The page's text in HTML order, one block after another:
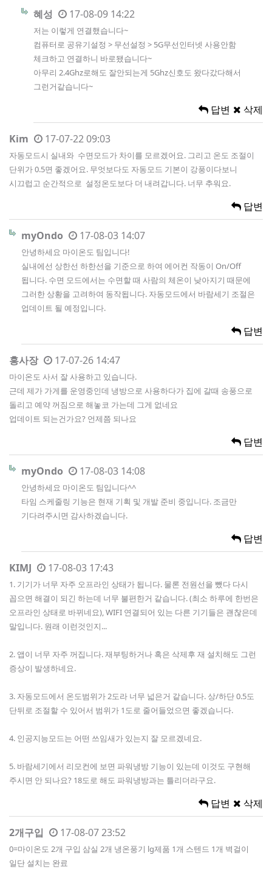
혜성 17-08-09 14:22
저는 이렇게 연결했습니다~
컴퓨터로 공유기설정 > 무선설정 > 5G무선인터넷 사용안함
체크하고 연결하니 바로됐습니다~
아무리 2.4Ghz로해도 잘안되는게 5Ghz신호도 왔다갔다해서
그런거같습니다~
답변 삭제
Kim 17-07-22 09:03
자동모드시 실내와 수면모드가 차이를 모르겠어요. 그리고 온도 조절이
단위가 0.5면 좋겠어요. 무엇보다도 자동모드 기본이 강풍이다보니
시끄럽고 순간적으로 설정온도보다 더 내려갑니다. 너무 추워요.
답변
myOndo 17-08-03 14:07
안녕하세요 마이온도 팀입니다!
실내에선 상한선 하한선을 기준으로 하여 에어컨 작동이 On/Off
됩니다. 수면 모드에서는 수면할 때 사람의 체온이 낮아지기 때문에
그러한 상황을 고려하여 동작됩니다. 자동모드에서 바람세기 조절은
업데이트 될 예정입니다.
답변
홍사장 17-07-26 14:47
마이온도 사서 잘 사용하고 있습니다.
근데 제가 가게를 운영중인데 냉방으로 사용하다가 집에 갈때 송풍으로
돌리고 예약 꺼짐으로 해놓코 가는데 그게 없네요
업데이트 되는건가요? 언제쯤 되나요
답변
myOndo 17-08-03 14:08
안녕하세요 마이온도 팀입니다^^
타임 스케줄링 기능은 현재 기획 및 개발 준비 중입니다. 조금만
기다려주시면 감사하겠습니다.
답변
KIMJ 17-08-03 17:43
1. 기기가 너무 자주 오프라인 상태가 됩니다. 물론 전원선을 뺐다 다시
꼽으면 해결이 되긴 하는데 너무 불편한거 같습니다. (최소 하루에 한번은
오프라인 상태로 바뀌네요), WIFI 연결되어 있는 다른 기기들은 괜찮은데
말입니다. 원래 이런것인지...
2. 앱이 너무 자주 꺼집니다. 재부팅하거나 혹은 삭제후 재 설치해도 그런
증상이 발생하네요.
3. 자동모드에서 온도범위가 2도라 너무 넓은거 같습니다. 상/하단 0.5도
단뒤로 조절할 수 있어서 범위가 1도로 줄어들었으면 좋겠습니다.
4. 인공지능모드는 어떤 쓰임새가 있는지 잘 모르겠네요.
5. 바람세기에서 리모컨에 보면 파워냉방 기능이 있는데 이것도 구현해
주시면 안 되나요? 18도로 해도 파워냉방과는 틀리더라구요.
답변 삭제
2개구입 17-08-07 23:52
0=마이온도 2개 구입 삼실 2개 냉온풍기 lg제품 1개 스텐드 1개 벽걸이
일단 설치는 완료